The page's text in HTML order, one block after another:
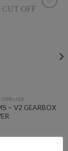
OPRUGE
– V2 GEARBOX